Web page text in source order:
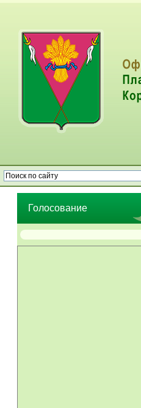
Голосование